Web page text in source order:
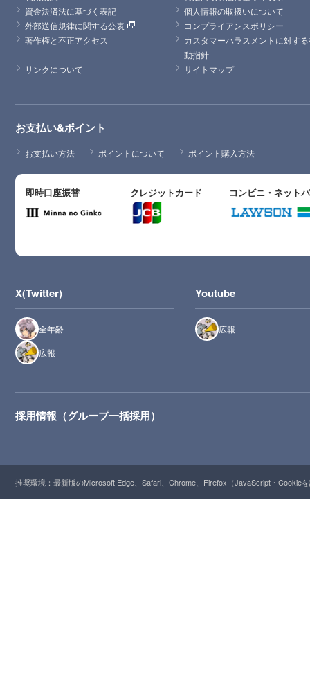
資金決済法に基づく表記
個人情報の取扱いについて
外部送信規律に関する公表
コンプライアンスポリシー
著作権と不正アクセス
カスタマーハラスメントに対す
動指針
リンクについて
サイトマップ
お支払い&ポイント
お支払い方法 ポイントについて ポイント購入方法
即時口座振替 クレジットカード コンビニ・ネット
X(Twitter)
全年齢
広報
Youtube
広報
採用情報（グループ一括採用）
推奨環境：最新版のMicrosoft Edge、Safari、Chrome、Firefox（JavaScript・Cookie